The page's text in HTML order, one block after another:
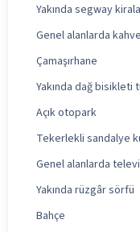
Yakında segway
Genel alanlarda
Çamaşırhane
Yakında dağ bisikleti
Açık otopark
Tekerlekli sandalye
Genel alanlarda
Yakında rüzgâr sörfü
Bahçe